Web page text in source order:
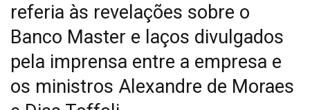
referia às revelações sobre o
Banco Master e laços divulgados
pela imprensa entre a empresa e
os ministros Alexandre de Moraes